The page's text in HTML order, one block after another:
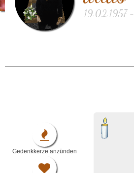
19.02.1957
Gedenkkerze anzünden